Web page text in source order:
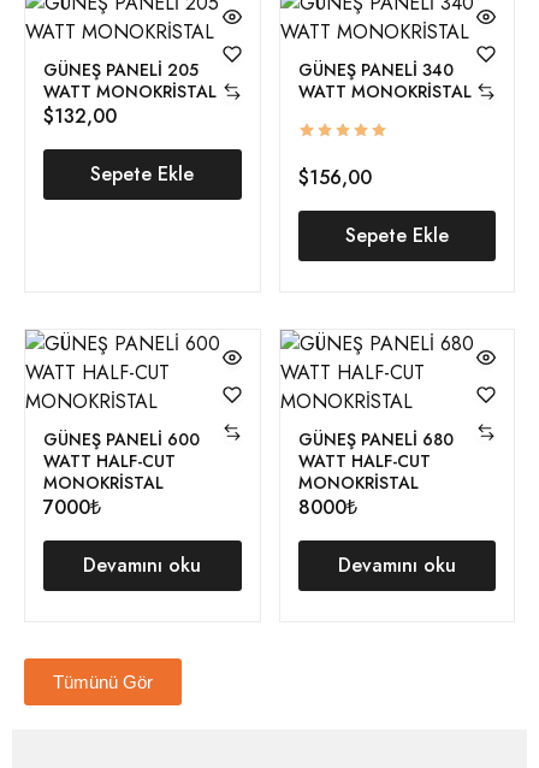
GÜNEŞ PANELİ 205
WATT MONOKRİSTAL
$132,00
Sepete Ekle
GÜNEŞ PANELİ 340
WATT MONOKRİSTAL
$156,00
Sepete Ekle
GÜNEŞ PANELİ 600
WATT HALF-CUT
MONOKRİSTAL
7000₺
Devamını oku
GÜNEŞ PANELİ 680
WATT HALF-CUT
MONOKRİSTAL
8000₺
Devamını oku
Tümünü Gör